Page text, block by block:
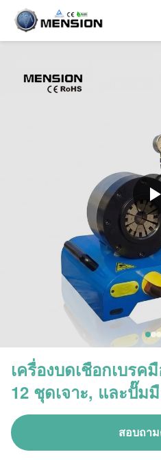
เครื่องบดเชือกเบรค
12 ชุดเจาะ, และปั๊ม
สอบถา